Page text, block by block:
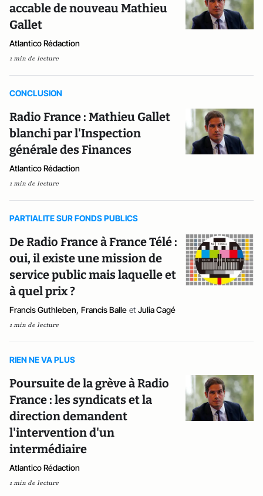
accable de nouveau Mathieu
Gallet
Atlantico Rédaction
1 min de lecture
CONCLUSION
Radio France : Mathieu Gallet
blanchi par l'Inspection
générale des Finances
Atlantico Rédaction
1 min de lecture
PARTIALITE SUR FONDS PUBLICS
De Radio France à France Télé :
oui, il existe une mission de
service public mais laquelle et
à quel prix ?
Francis Guthleben, Francis Balle et Julia Cagé
1 min de lecture
RIEN NE VA PLUS
Poursuite de la grève à Radio
France : les syndicats et la
direction demandent
l'intervention d'un
intermédiaire
Atlantico Rédaction
1 min de lecture